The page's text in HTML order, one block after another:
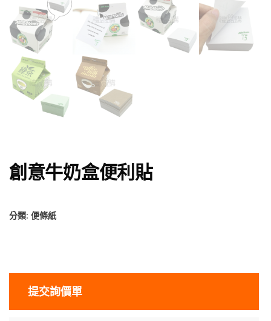
創意牛奶盒便利貼
分類: 便條紙
提交詢價單